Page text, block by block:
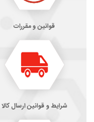
قوانین و مقررات
شرایط و قوانین ارسال کالا